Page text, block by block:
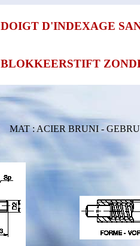
DOIGT D'INDEXAGE
BLOKKEERSTIFT
MAT : ACIER BRUNI -